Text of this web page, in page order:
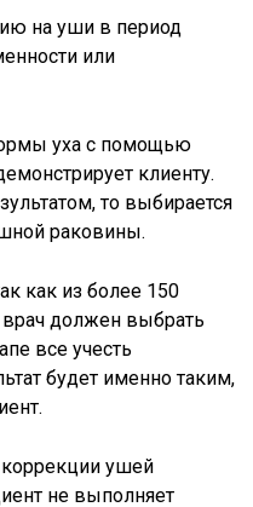
на уши в период
или
уха с помощью
клиенту.
то выбирается
раковины.
как из более 150
должен выбрать
все учесть
будет именно таким,
ушей
не выполняет